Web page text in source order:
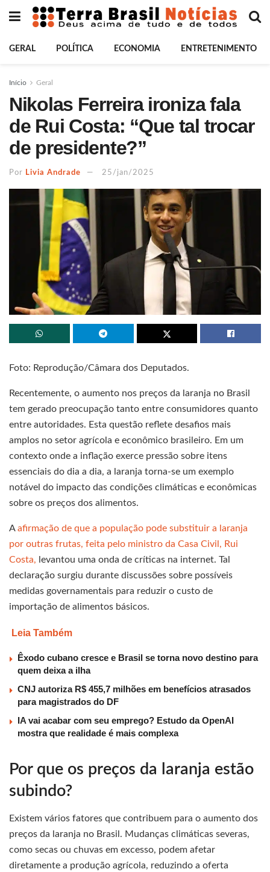
GERAL POLÍTICA ECONOMIA ENTRETENIMENTO
Início Geral
Nikolas Ferreira ironiza fala
de Rui Costa: “Que tal trocar
de presidente?”
Por Livia Andrade 25/jan/2025
Foto: Reprodução/Câmara dos Deputados.
Recentemente, o aumento nos preços da laranja no Brasil
tem gerado preocupação tanto entre consumidores quanto
entre autoridades. Esta questão reflete desafios mais
amplos no setor agrícola e econômico brasileiro. Em um
contexto onde a inflação exerce pressão sobre itens
essenciais do dia a dia, a laranja torna-se um exemplo
notável do impacto das condições climáticas e econômicas
sobre os preços dos alimentos.
Aafirmação de que a população pode substituir a laranja
por outras frutas, feita pelo ministro da Casa Civil, Rui
Costa, levantou uma onda de críticas na internet. Tal
declaração surgiu durante discussões sobre possíveis
medidas governamentais para reduzir o custo de
importação de alimentos básicos.
Leia Também
Êxodo cubano cresce e Brasil se torna novo destino para
quem deixa a ilha
CNJ autoriza R$ 455,7 milhões em benefícios atrasados
para magistrados do DF
IA vai acabar com seu emprego? Estudo da OpenAI
mostra que realidade é mais complexa
Por que os preços da laranja estão
subindo?
Existem vários fatores que contribuem para o aumento dos
preços da laranja no Brasil. Mudanças climáticas severas,
como secas ou chuvas em excesso, podem afetar
diretamente a produção agrícola, reduzindo a oferta